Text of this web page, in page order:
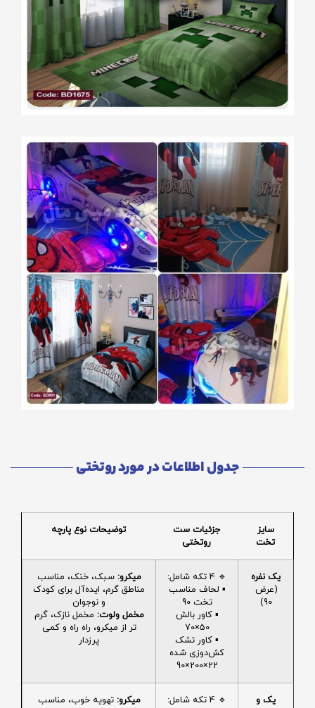
جدول اطلاعات در مورد روتختی
سایز
تخت
جزئیات ست
روتختی
توضیحات نوع پارچه
یک نفره
(عرض
90)
🔹 4 تکه شامل:
▪️ لحاف مناسب
تخت 90
▪️ کاور بالش
50×70
▪️ کاور تشک
کش‌دوزی شده
22×200×90
میکرو: سبک، خنک، مناسب
مناطق گرم، ایده‌آل برای کودک
و نوجوان
مخمل ولوت: مخمل نازک، گرم
تر از میکرو، راه راه و کمی
پرزدار
یک و
🔹 4 تکه شامل:
میکرو: تهویه خوب، مناسب